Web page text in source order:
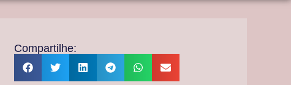
Compartilhe: